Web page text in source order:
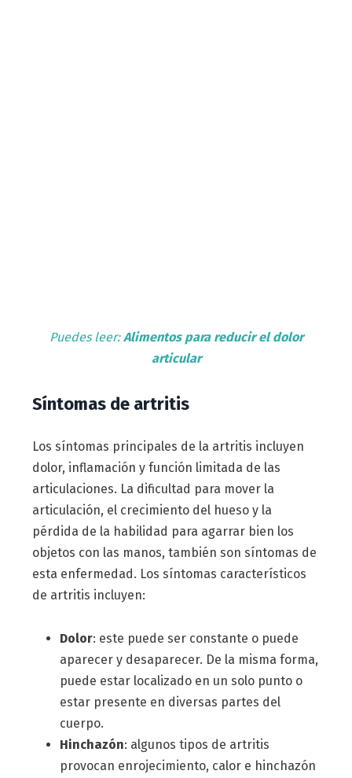
Puedes leer:Alimentos para reducir el dolor
articular
Síntomas de artritis
Los síntomas principales de la artritis incluyen
dolor, inflamación y función limitada de las
articulaciones. La dificultad para mover la
articulación, el crecimiento del hueso y la
pérdida de la habilidad para agarrar bien los
objetos con las manos, también son síntomas de
esta enfermedad. Los síntomas característicos
de artritis incluyen:
Dolor: este puede ser constante o puede
aparecer y desaparecer. De la misma forma,
puede estar localizado en un solo punto o
estar presente en diversas partes del
cuerpo.
Hinchazón: algunos tipos de artritis
provocan enrojecimiento, calor e hinchazón